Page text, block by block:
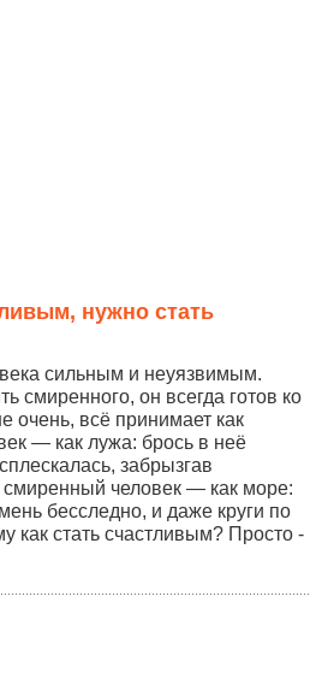
нужно стать
сильным и неуязвимым.
смиренного, он всегда готов ко
очень, всё принимает как
— как лужа: брось в неё
забрызгав
человек — как море:
бесследно, и даже круги по
как стать счастливым? Просто -